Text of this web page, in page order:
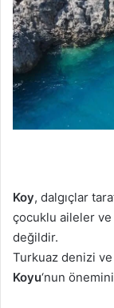
Koy, dalgıçlar
çocuklu aileler
değildir.
Turkuaz denizi ve
Koyu‘nun